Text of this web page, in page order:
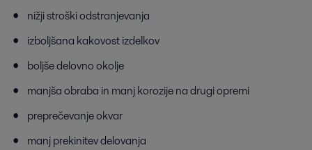
nižji stroški odstranjevanja
izboljšana kakovost izdelkov
boljše delovno okolje
manjša obraba in manj korozije na drugi opremi
preprečevanje okvar
manj prekinitev delovanja